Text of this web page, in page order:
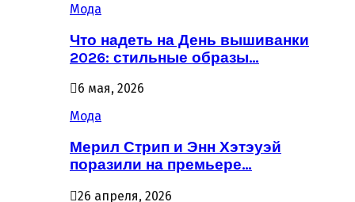
Мода
Что надеть на День вышиванки
2026: стильные образы…
6 мая, 2026
Мода
Мерил Стрип и Энн Хэтэуэй
поразили на премьере…
26 апреля, 2026